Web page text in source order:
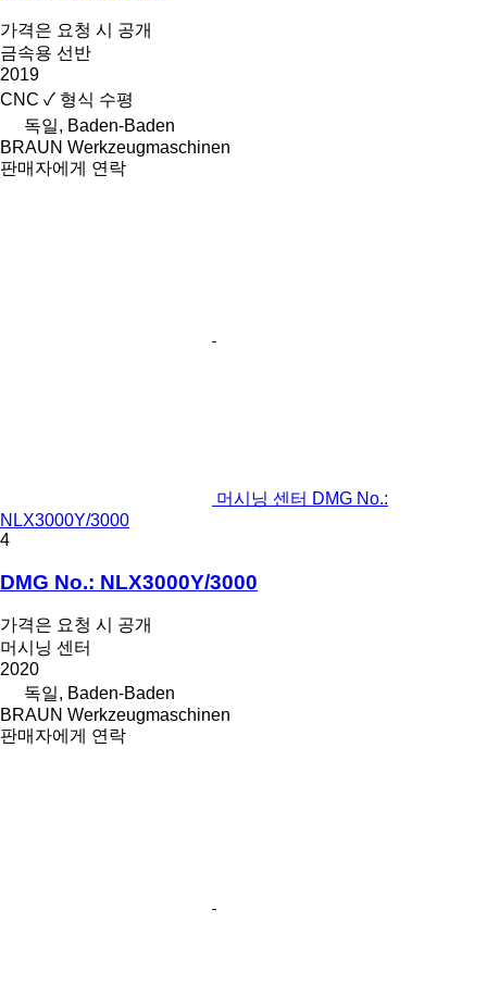
가격은 요청 시 공개
금속용 선반
2019
CNC ✓ 형식 수평
독일, Baden-Baden
BRAUN Werkzeugmaschinen
판매자에게 연락
머시닝 센터 DMG No.:
NLX3000Y/3000
4
DMG No.: NLX3000Y/3000
가격은 요청 시 공개
머시닝 센터
2020
독일, Baden-Baden
BRAUN Werkzeugmaschinen
판매자에게 연락